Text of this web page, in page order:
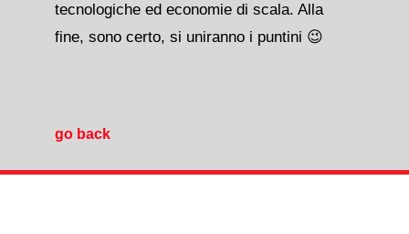
tecnologiche ed economie di scala. Alla
fine, sono certo, si uniranno i puntini 😉
go back